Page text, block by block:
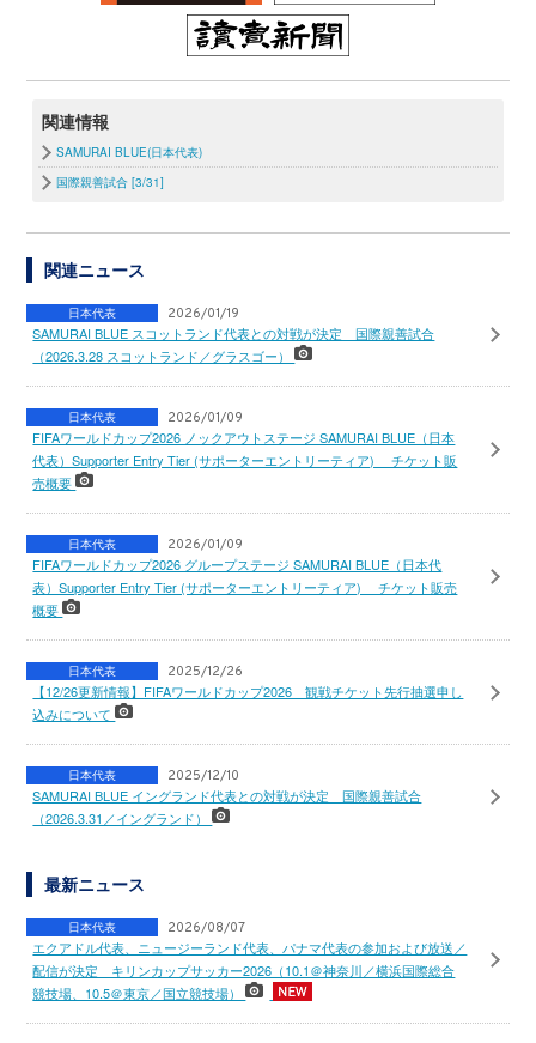
関連情報
SAMURAI BLUE(日本代表)
国際親善試合 [3/31]
関連ニュース
日本代表 2026/01/19
SAMURAI BLUE スコットランド代表との対戦が決定 国際親善試合
（2026.3.28 スコットランド／グラスゴー）
日本代表 2026/01/09
FIFAワールドカップ2026 ノックアウトステージ SAMURAI BLUE（日本
代表）Supporter Entry Tier (サポーターエントリーティア) チケット販
売概要
日本代表 2026/01/09
FIFAワールドカップ2026 グループステージ SAMURAI BLUE（日本代
表）Supporter Entry Tier (サポーターエントリーティア) チケット販売
概要
日本代表 2025/12/26
【12/26更新情報】FIFAワールドカップ2026 観戦チケット先行抽選申し
込みについて
日本代表 2025/12/10
SAMURAI BLUE イングランド代表との対戦が決定 国際親善試合
（2026.3.31／イングランド）
最新ニュース
日本代表 2026/08/07
エクアドル代表、ニュージーランド代表、パナマ代表の参加および放送／
配信が決定 キリンカップサッカー2026（10.1＠神奈川／横浜国際総合
競技場、10.5＠東京／国立競技場）